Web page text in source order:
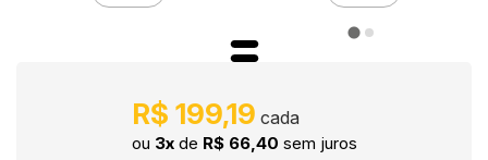
R$ 199,19
ou 3xde R$ 66,40 sem juros